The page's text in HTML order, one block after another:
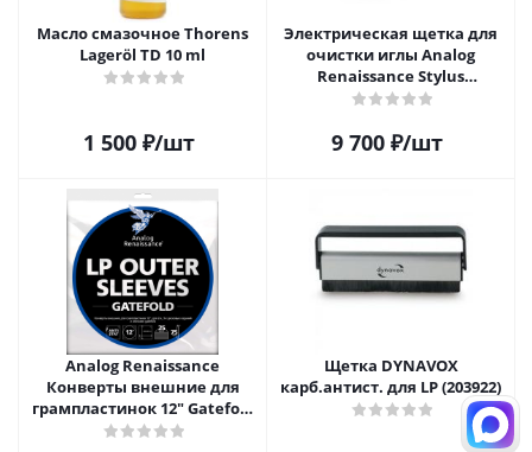
Масло смазочное Thorens
Lageröl TD 10 ml
1 500₽/шт
Электрическая щетка для
очистки иглы Analog
Renaissance Stylus
Vibromatic Pro-Brush
9 700₽/шт
Analog Renaissance
Конверты внешние для
грампластинок 12" Gatefold
(25 шт)
Щетка DYNAVOX
карб.антист. для LP (203922)